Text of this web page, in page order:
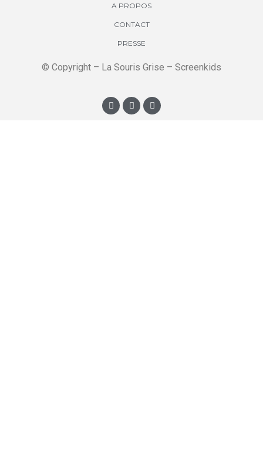
A PROPOS
CONTACT
PRESSE
© Copyright – La Souris Grise – Screenkids